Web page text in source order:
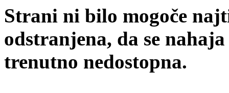
Strani ni bilo mogoče
odstranjena, da se
trenutno nedostopna.